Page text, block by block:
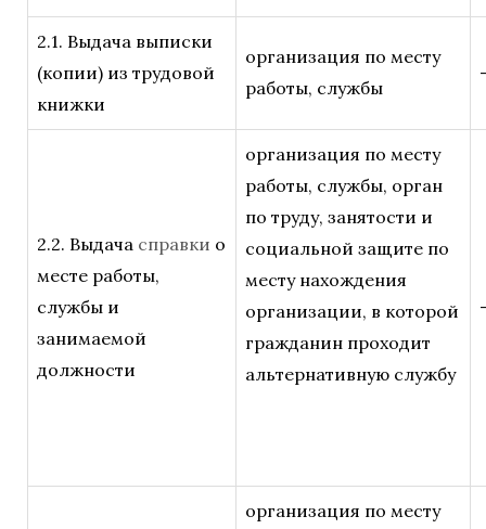
2.1. Выдача выписки
(копии) из трудовой
книжки
организация по месту
работы, службы
2.2. Выдача справки о
месте работы,
службы и
занимаемой
должности
организация по месту
работы, службы, орган
по труду, занятости и
социальной защите по
месту нахождения
организации, в которой
гражданин проходит
альтернативную службу
организация по месту